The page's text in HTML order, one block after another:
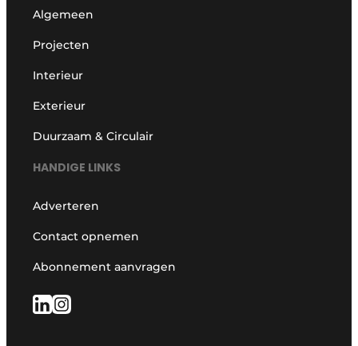
Algemeen
Projecten
Interieur
Exterieur
Duurzaam & Circulair
HANDIGE LINKS
Adverteren
Contact opnemen
Abonnement aanvragen